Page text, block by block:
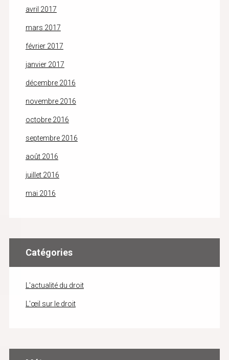
avril 2017
mars 2017
février 2017
janvier 2017
décembre 2016
novembre 2016
octobre 2016
septembre 2016
août 2016
juillet 2016
mai 2016
Catégories
L'actualité du droit
L'œil sur le droit